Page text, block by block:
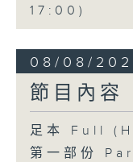
17:00)
08/08/
節目內容
足本 Full
第一部份